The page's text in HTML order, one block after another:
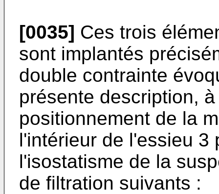
[0035] Ces trois
sont implantés
double contrainte
présente description,
positionnement de la
l'intérieur de l'essieu 3
l'isostatisme de la
de filtration suivants :